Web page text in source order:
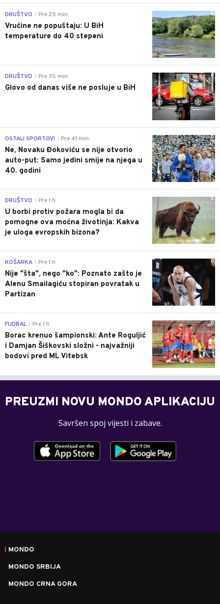
0
DRUŠTVO Pre 25 min
Vrućine ne popuštaju: U BiH
temperature do 40 stepeni
0
DRUŠTVO Pre 35 min
Glovo od danas više ne posluje u BiH
0
OSTALI SPORTOVI Pre 41 min
Ne, Novaku Đokoviću se nije otvorio
auto-put: Samo jedini smije na njega u
40. godini
0
DRUŠTVO Pre 1 h
U borbi protiv požara mogla bi da
pomogne ova moćna životinja: Kakva
je uloga evropskih bizona?
0
KOŠARKA Pre 1 h
Nije "šta", nego "ko": Poznato zašto je
Alenu Smailagiću stopiran povratak u
Partizan
0
FUDBAL Pre 1 h
Borac krenuo šampionski: Ante Roguljić
i Damjan Šiškovski složni - najvažniji
bodovi pred ML Vitebsk
PREUZMI NOVU MONDO APLIKACIJU
Savršen spoj vijesti i zabave.
MONDO
MONDO SRBIJA
MONDO CRNA GORA